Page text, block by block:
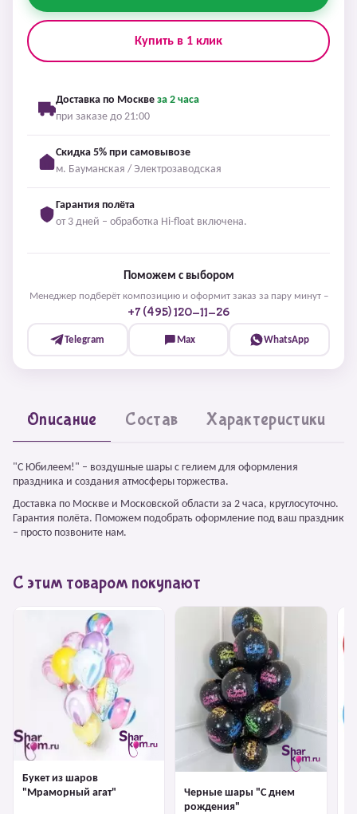
Купить в 1 клик
Доставка по Москве за 2 часа
при заказе до 21:00
Скидка 5% при самовывозе
м. Бауманская / Электрозаводская
Гарантия полёта
от 3 дней – обработка Hi-float включена.
Поможем с выбором
Менеджер подберёт композицию и оформит заказ за пару минут –
+7 (495) 120-11-26
Telegram Max WhatsApp
Описание Состав Характеристики
"С Юбилеем!" – воздушные шары с гелием для оформления
праздника и создания атмосферы торжества.
Доставка по Москве и Московской области за 2 часа, круглосуточно.
Гарантия полёта. Поможем подобрать оформление под ваш праздник
– просто позвоните нам.
С этим товаром покупают
Букет из шаров
"Мраморный агат"
Черные шары "С днем
рождения"